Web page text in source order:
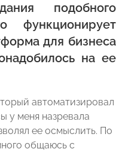
подобного
функционирует
для бизнеса
на ее
автоматизировал
у меня назревала
ее осмыслить. По
общаюсь с